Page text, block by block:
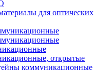
для оптических
открытые
коммуникационные